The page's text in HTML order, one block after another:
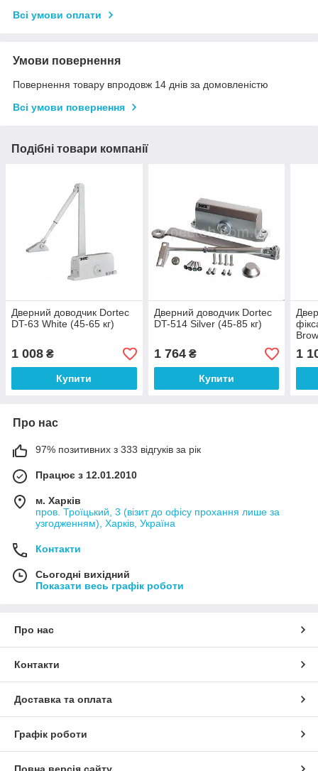
Всі умови оплати
Умови повернення
Повернення товару впродовж 14 днів за домовленістю
Всі умови повернення
Подібні товари компанії
Дверний доводчик Dortec
DT-63 White (45-65 кг)
1 008 ₴
Купити
Дверний доводчик Dortec
DT-514 Silver (45-85 кг)
1 764₴
Купити
1
Про нас
97% позитивних з 333 відгуків за рік
Працює з 12.01.2010
м. Харків
пров. Троїцький, 3 (візит до офісу прохання лише за
узгодженням), Харків, Україна
Контакти
Сьогодні вихідний
Показати весь графік роботи
Про нас
Контакти
Доставка та оплата
Графік роботи